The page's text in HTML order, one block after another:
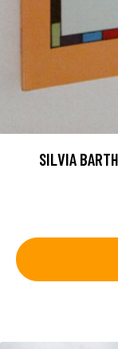
SILVIA